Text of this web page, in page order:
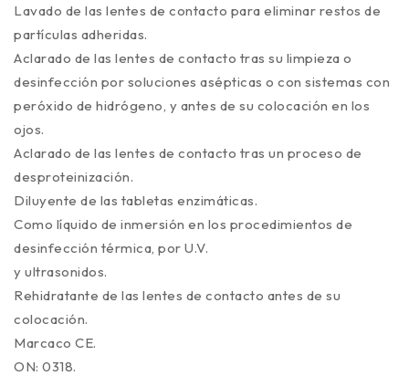
Lavado de las lentes de contacto para eliminar restos de
partículas adheridas.
Aclarado de las lentes de contacto tras su limpieza o
desinfección por soluciones asépticas o con sistemas con
peróxido de hidrógeno, y antes de su colocación en los
ojos.
Aclarado de las lentes de contacto tras un proceso de
desproteinización.
Diluyente de las tabletas enzimáticas.
Como líquido de inmersión en los procedimientos de
desinfección térmica, por U.V.
y ultrasonidos.
Rehidratante de las lentes de contacto antes de su
colocación.
Marcaco CE.
ON: 0318.